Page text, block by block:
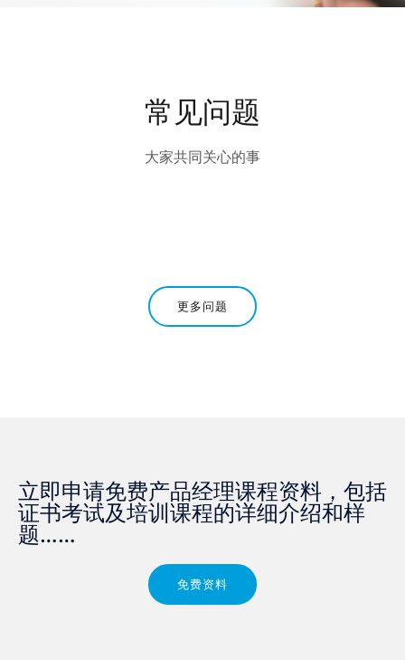
常见问题
大家共同关心的事
更多问题
立即申请免费产品经理课程资料，包括
证书考试及培训课程的详细介绍和样
题……
免费资料